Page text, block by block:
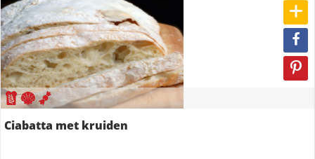
Ciabatta met kruiden